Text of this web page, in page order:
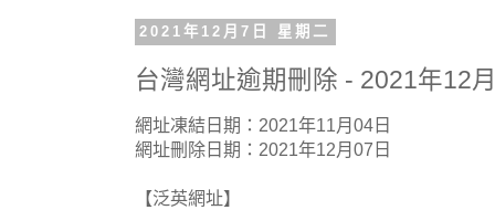
2021年12月7日 星期二
台灣網址逾期刪除 - 2021年12
網址凍結日期：2021年11月04日
網址刪除日期：2021年12月07日
【泛英網址】